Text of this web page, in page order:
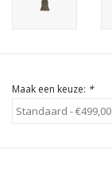
Maak een keuze: *